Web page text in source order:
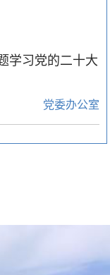
学习党的二十大
党委办公室